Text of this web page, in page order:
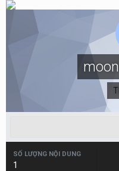
SỐ LƯỢNG NỘI DUNG
1